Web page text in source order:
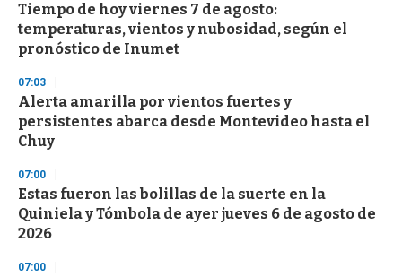
Tiempo de hoy viernes 7 de agosto:
temperaturas, vientos y nubosidad, según el
pronóstico de Inumet
07:03
Alerta amarilla por vientos fuertes y
persistentes abarca desde Montevideo hasta el
Chuy
07:00
Estas fueron las bolillas de la suerte en la
Quiniela y Tómbola de ayer jueves 6 de agosto de
2026
07:00